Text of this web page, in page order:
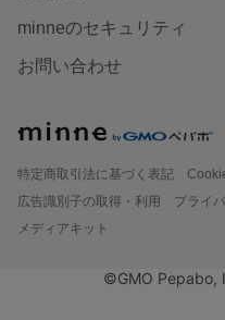
minneのセキュリティ
お問い合わせ
特定商取引法に基づく表記
広告識別子の取得・利用
プライ
メディアキット
©GMO Pepabo,